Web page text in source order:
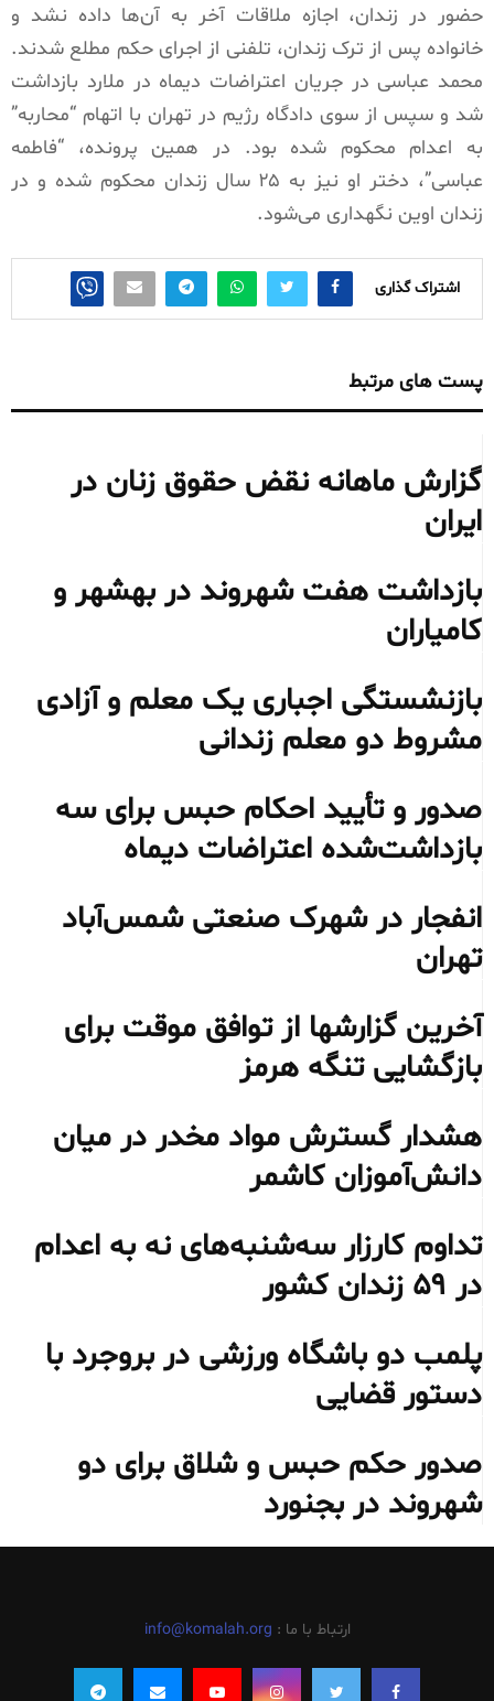
حضور در زندان، اجازه ملاقات آخر به آن‌ها داده نشد و
خانواده پس از ترک زندان، تلفنی از اجرای حکم مطلع شدند.
محمد عباسی در جریان اعتراضات دیماه در ملارد بازداشت
شد و سپس از سوی دادگاه رژیم در تهران با اتهام “محاربه”
به اعدام محکوم شده بود. در همین پرونده، “فاطمه
عباسی”، دختر او نیز به ۲۵ سال زندان محکوم شده و در
زندان اوین نگهداری می‌شود.
اشتراک گذاری
پست های مرتبط
گزارش ماهانه نقض حقوق زنان در
ایران
بازداشت هفت شهروند در بهشهر و
کامیاران
بازنشستگی اجباری یک معلم و آزادی
مشروط دو معلم زندانی
صدور و تأیید احکام حبس برای سه
بازداشت‌شده اعتراضات دیماه
انفجار در شهرک صنعتی شمس‌آباد
تهران
آخرین گزارشها از توافق موقت برای
بازگشایی تنگه هرمز
هشدار گسترش مواد مخدر در میان
دانش‌آموزان کاشمر
تداوم کارزار سه‌شنبه‌های نه به اعدام
در ۵۹ زندان کشور
پلمب دو باشگاه ورزشی در بروجرد با
دستور قضایی
صدور حکم حبس و شلاق برای دو
شهروند در بجنورد
ارتباط با ما : info@komalah.org